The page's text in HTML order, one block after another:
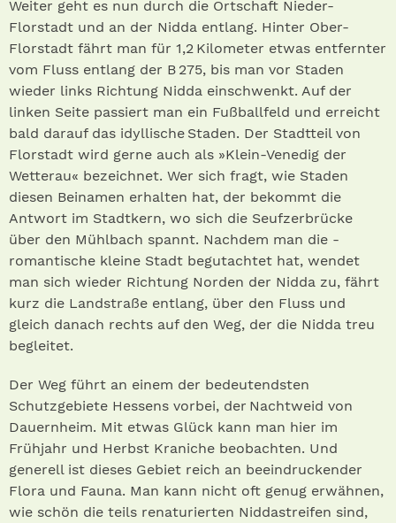
Weiter geht es nun durch die ­Ortschaft Nieder-
Florstadt und an der Nidda entlang. Hinter Ober-
Florstadt fährt man für 1,2 Kilometer etwas entfernter
vom Fluss entlang der B 275, bis man vor Staden
wieder links Richtung Nidda einschwenkt. Auf der
linken Seite passiert man ein Fußballfeld und erreicht
bald darauf das idyllische Staden. Der Stadtteil von
Florstadt wird gerne auch als »Klein-Venedig der
Wetterau« bezeichnet. Wer sich fragt, wie Staden
diesen Beinamen erhalten hat, der bekommt die
Antwort im Stadtkern, wo sich die Seufzerbrücke
über den Mühlbach spannt. Nachdem man die ­
romantische kleine Stadt begutachtet hat, wendet
man sich wieder Richtung Norden der Nidda zu, fährt
kurz die Landstraße entlang, über den Fluss und
gleich danach rechts auf den Weg, der die Nidda treu
begleitet.
Der Weg führt an einem der bedeutendsten
Schutzgebiete Hessens vorbei, der Nachtweid von
Dauernheim. Mit etwas Glück kann man hier im
Frühjahr und Herbst Kraniche beobachten. Und
generell ist dieses Gebiet reich an beeindruckender
Flora und Fauna. Man kann nicht oft genug erwähnen,
wie schön die teils renaturierten Niddastreifen sind,